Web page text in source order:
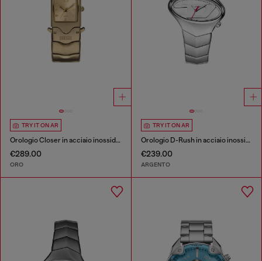
TRY IT ON AR
Orologio Closer in acciaio inossidabile
€289.00
ORO
TRY IT ON AR
Orologio D-Rush in acciaio inossidabile
€239.00
ARGENTO